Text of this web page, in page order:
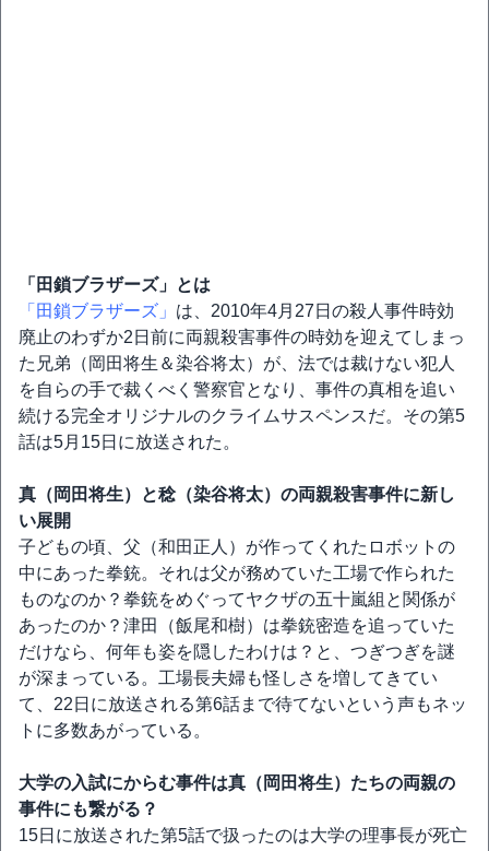
「田鎖ブラザーズ」とは
「田鎖ブラザーズ」 は、2010年4月27日の殺人事件時効
廃止のわずか2日前に両親殺害事件の時効を迎えてしまっ
た兄弟（岡田将生＆染谷将太）が、法では裁けない犯人
を自らの手で裁くべく警察官となり、事件の真相を追い
続ける完全オリジナルのクライムサスペンスだ。その第5
話は5月15日に放送された。
真（岡田将生）と稔（染谷将太）の両親殺害事件に新し
い展開
子どもの頃、父（和田正人）が作ってくれたロボットの
中にあった拳銃。それは父が務めていた工場で作られた
ものなのか？拳銃をめぐってヤクザの五十嵐組と関係が
あったのか？津田（飯尾和樹）は拳銃密造を追っていた
だけなら、何年も姿を隠したわけは？と、つぎつぎを謎
が深まっている。工場長夫婦も怪しさを増してきてい
て、22日に放送される第6話まで待てないという声もネッ
トに多数あがっている。
大学の入試にからむ事件は真（岡田将生）たちの両親の
事件にも繋がる？
15日に放送された第5話で扱ったのは大学の理事長が死亡